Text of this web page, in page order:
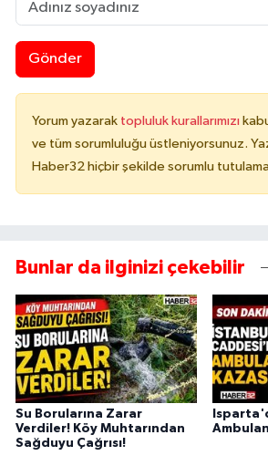
Gönder
Yorum yazarak topluluk kurallarımızı
ve tüm sorumluluğu üstleniyorsunuz.
Haber32 hiçbir şekilde sorumlu
Bunlar da ilginizi çekebilir
Su Borularına Zarar
Verdiler! Köy Muhtarından
Sağduyu Çağrısı!